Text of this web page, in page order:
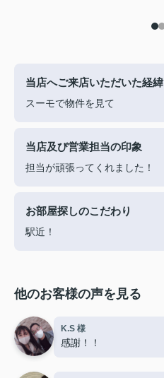
当店へご来店いただいた経緯
スーモで物件を見て
当店及び営業担当の印象
担当が頑張ってくれました！
お部屋探しのこだわり
駅近！
他のお客様の声を見る
K.S 様
感謝！！